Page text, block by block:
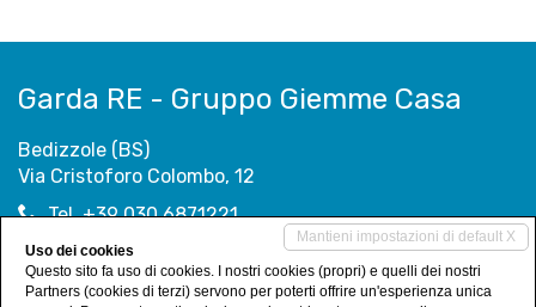
Garda RE - Gruppo Giemme Casa
Bedizzole (BS)
Via Cristoforo Colombo, 12
Tel. +39 030 6871221
info@gardare.it
info@giemmecasa.com
Mantieni impostazioni di default X
Uso dei cookies
Questo sito fa uso di cookies. I nostri cookies (propri) e quelli dei nostri
Partners (cookies di terzi) servono per poterti offrire un'esperienza unica